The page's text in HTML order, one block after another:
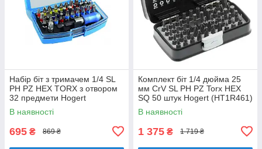
Набір біт з тримачем 1/4 SL
PH PZ HEX TORX з отвором
32 предмети Hogert
(HT1S400)
В наявності
695 ₴ 869 ₴
Комплект біт 1/4 дюйма 25
мм CrV SL PH PZ Torx HEX
SQ 50 штук Hogert (HT1R461)
В наявності
1 375 ₴ 1 719 ₴